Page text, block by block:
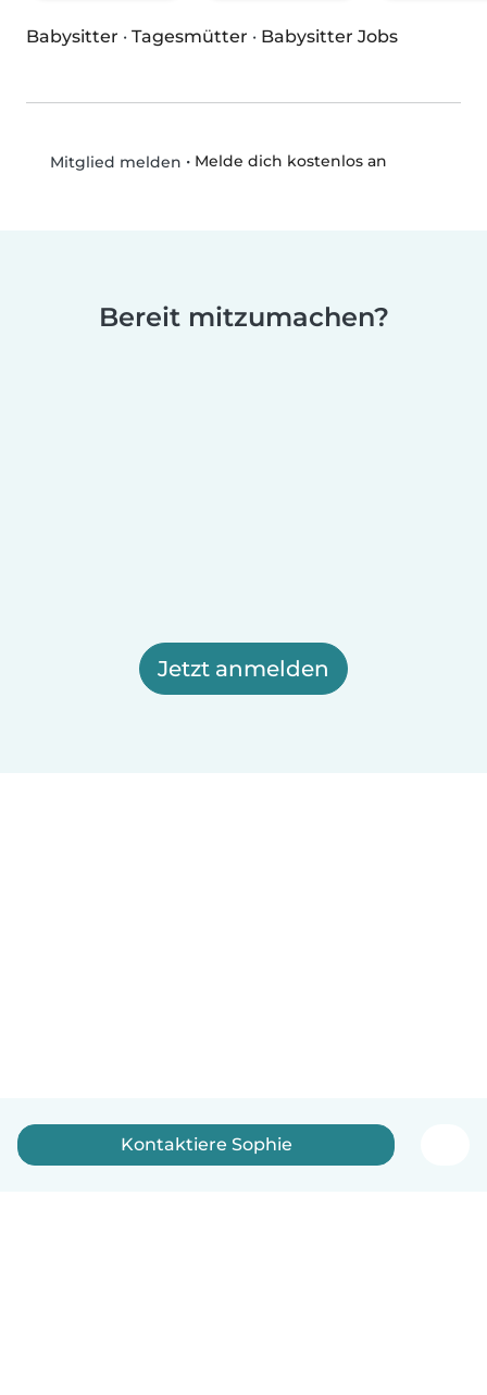
Babysitter · Tagesmütter · Babysitter Jobs
Mitglied melden • Melde dich kostenlos an
Bereit mitzumachen?
Jetzt anmelden
Kontaktiere Sophie